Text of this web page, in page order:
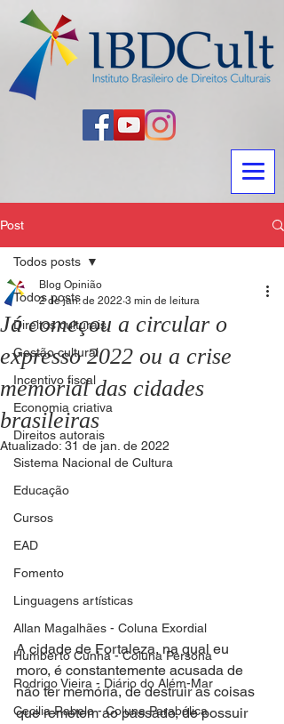
Post
Todos posts
Direitos culturais
Gestão cultural
Incentivo fiscal
Economia criativa
Direitos autorais
Sistema Nacional de Cultura
Educação
Cursos
EAD
Fomento
Linguagens artísticas
Allan Magalhães - Coluna Exordial
Humberto Cunha - Coluna Persona
Rodrigo Vieira - Diário do Além-Mar
Cecilia Rabelo - Coluna Parabólica
Todos posts
Já começou a circular o
expresso 2022 ou a crise
memorial das cidades
brasileiras
Blog Opinião
2 de jan. de 2022 3 min de leitura
Atualizado: 31 de jan. de 2022
A cidade de Fortaleza, na qual eu
moro, é constantemente acusada de
não ter memória, de destruir as coisas
que remetem ao passado, de possuir